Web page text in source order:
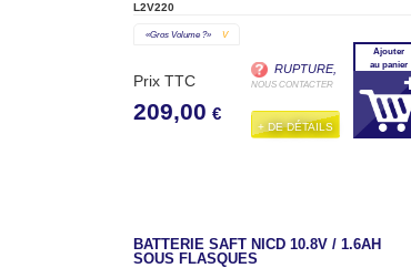
L2V220
«gros Volume ?» V
Prix TTC
209,00 €
RUPTURE,
NOUS CONTACTER
+ DE DÉTAILS
Ajouter
au panier
BATTERIE SAFT NICD 10.8V / 1.6AH
SOUS FLASQUES